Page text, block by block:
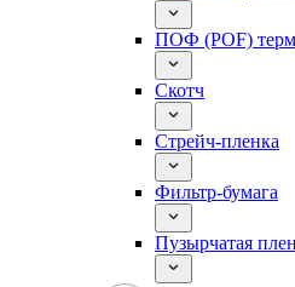
ПОФ (POF)
Скотч
Стрейч-пленка
Фильтр-бумага
Пузырчатая